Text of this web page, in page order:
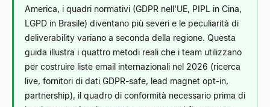
America, i quadri normativi (GDPR nell'UE, PIPL in Cina,
LGPD in Brasile) diventano più severi e le peculiarità di
deliverability variano a seconda della regione. Questa
guida illustra i quattro metodi reali che i team utilizzano
per costruire liste email internazionali nel 2026 (ricerca
live, fornitori di dati GDPR-safe, lead magnet opt-in,
partnership), il quadro di conformità necessario prima di